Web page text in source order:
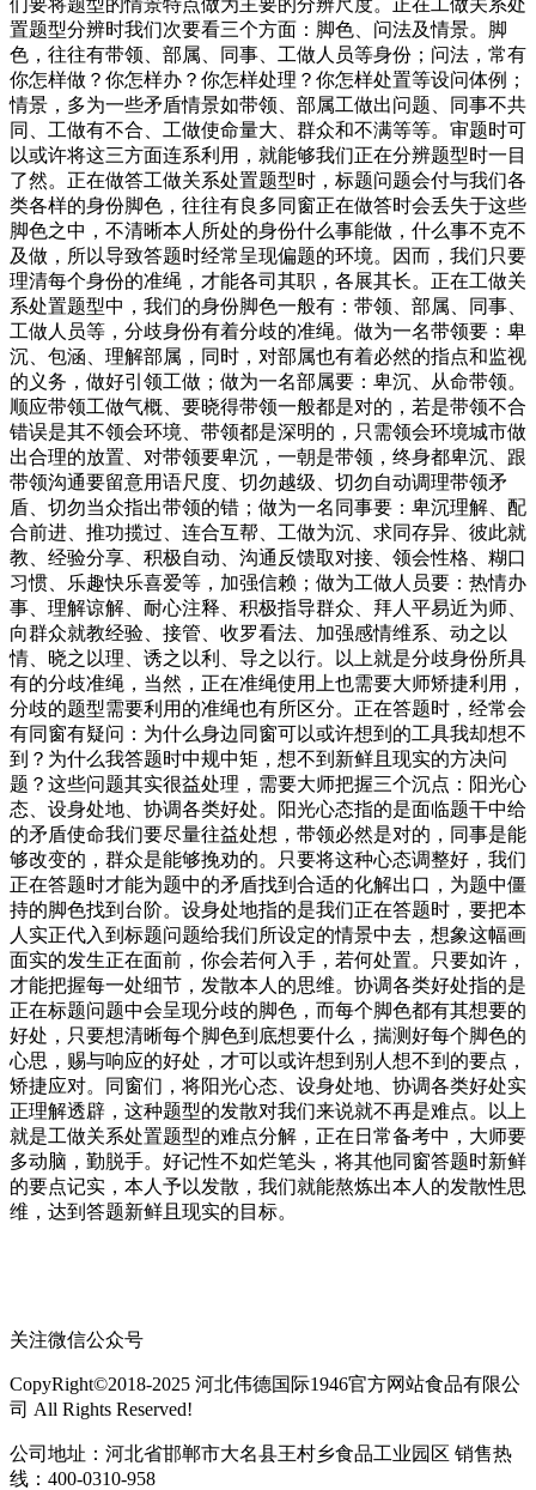
置题型分辨时我们次要看三个方面：脚色、问法及情景。脚
色，往往有带领、部属、同事、工做人员等身份；问法，常有
你怎样做？你怎样办？你怎样处理？你怎样处置等设问体例；
情景，多为一些矛盾情景如带领、部属工做出问题、同事不共
同、工做有不合、工做使命量大、群众和不满等等。审题时可
以或许将这三方面连系利用，就能够我们正在分辨题型时一目
了然。正在做答工做关系处置题型时，标题问题会付与我们各
类各样的身份脚色，往往有良多同窗正在做答时会丢失于这些
脚色之中，不清晰本人所处的身份什么事能做，什么事不克不
及做，所以导致答题时经常呈现偏题的环境。因而，我们只要
理清每个身份的准绳，才能各司其职，各展其长。正在工做关
系处置题型中，我们的身份脚色一般有：带领、部属、同事、
工做人员等，分歧身份有着分歧的准绳。做为一名带领要：卑
沉、包涵、理解部属，同时，对部属也有着必然的指点和监视
的义务，做好引领工做；做为一名部属要：卑沉、从命带领。
顺应带领工做气概、要晓得带领一般都是对的，若是带领不合
错误是其不领会环境、带领都是深明的，只需领会环境城市做
出合理的放置、对带领要卑沉，一朝是带领，终身都卑沉、跟
带领沟通要留意用语尺度、切勿越级、切勿自动调理带领矛
盾、切勿当众指出带领的错；做为一名同事要：卑沉理解、配
合前进、推功揽过、连合互帮、工做为沉、求同存异、彼此就
教、经验分享、积极自动、沟通反馈取对接、领会性格、糊口
习惯、乐趣快乐喜爱等，加强信赖；做为工做人员要：热情办
事、理解谅解、耐心注释、积极指导群众、拜人平易近为师、
向群众就教经验、接管、收罗看法、加强感情维系、动之以
情、晓之以理、诱之以利、导之以行。以上就是分歧身份所具
有的分歧准绳，当然，正在准绳使用上也需要大师矫捷利用，
分歧的题型需要利用的准绳也有所区分。正在答题时，经常会
有同窗有疑问：为什么身边同窗可以或许想到的工具我却想不
到？为什么我答题时中规中矩，想不到新鲜且现实的方决问
题？这些问题其实很益处理，需要大师把握三个沉点：阳光心
态、设身处地、协调各类好处。阳光心态指的是面临题干中给
的矛盾使命我们要尽量往益处想，带领必然是对的，同事是能
够改变的，群众是能够挽劝的。只要将这种心态调整好，我们
正在答题时才能为题中的矛盾找到合适的化解出口，为题中僵
持的脚色找到台阶。设身处地指的是我们正在答题时，要把本
人实正代入到标题问题给我们所设定的情景中去，想象这幅画
面实的发生正在面前，你会若何入手，若何处置。只要如许，
才能把握每一处细节，发散本人的思维。协调各类好处指的是
正在标题问题中会呈现分歧的脚色，而每个脚色都有其想要的
好处，只要想清晰每个脚色到底想要什么，揣测好每个脚色的
心思，赐与响应的好处，才可以或许想到别人想不到的要点，
矫捷应对。同窗们，将阳光心态、设身处地、协调各类好处实
正理解透辟，这种题型的发散对我们来说就不再是难点。以上
就是工做关系处置题型的难点分解，正在日常备考中，大师要
多动脑，勤脱手。好记性不如烂笔头，将其他同窗答题时新鲜
的要点记实，本人予以发散，我们就能熬炼出本人的发散性思
维，达到答题新鲜且现实的目标。
关注微信公众号
CopyRight©2018-2025 河北伟德国际1946官方网站食品有限公
司 All Rights Reserved!
公司地址：河北省邯郸市大名县王村乡食品工业园区 销售热
线：400-0310-958